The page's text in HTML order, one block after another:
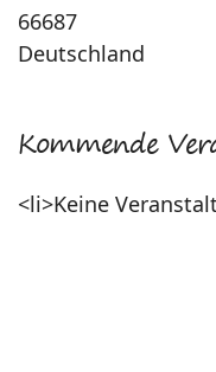
66687
Deutschland
Kommende
<li>Keine